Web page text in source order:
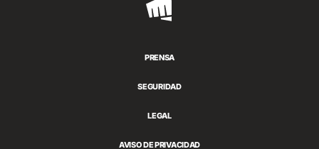
Riot
PRENSA
SEGURIDAD
LEGAL
AVISO DE PRIVACIDAD